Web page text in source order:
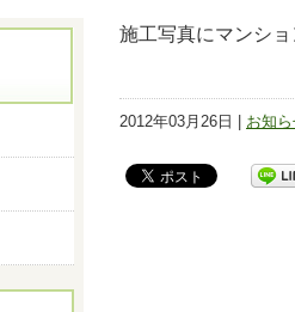
施工写真にマンショ
2012年03月26日 | お知